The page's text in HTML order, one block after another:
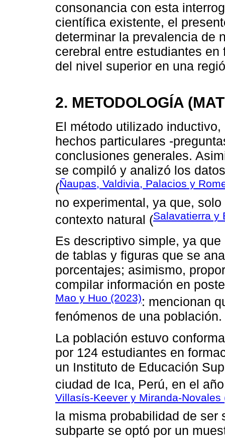
consonancia con esta
científica existente, el
determinar la prevalencia de
cerebral entre estudiantes
del nivel superior en una
2. METODOLOGÍA
El método utilizado
hechos particulares -
conclusiones generales.
se compiló y analizó los
(Ñaupas, Valdivia, Palacios y
no experimental, ya que,
contexto natural (Salavatierra y
Es descriptivo simple, ya
de tablas y figuras que se
porcentajes; asimismo,
compilar información en
Mao y Huo (2023): mencionan
fenómenos de una población.
La población estuvo
por 124 estudiantes en
un Instituto de Educación
ciudad de Ica, Perú, en el
Villasís-Keever y Miranda-Novales
la misma probabilidad de ser
subparte se optó por un